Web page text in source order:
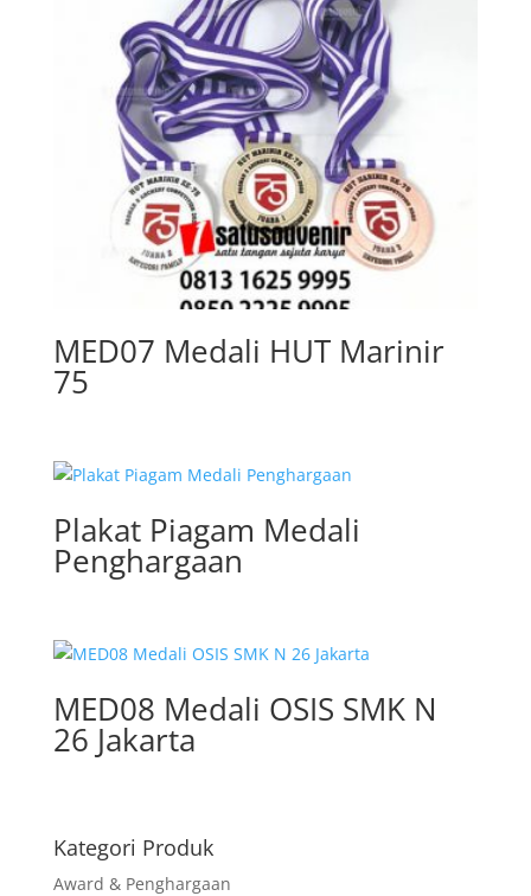
MED07 Medali HUT Marinir
75
Plakat Piagam Medali
Penghargaan
MED08 Medali OSIS SMK N
26 Jakarta
Kategori Produk
Award & Penghargaan